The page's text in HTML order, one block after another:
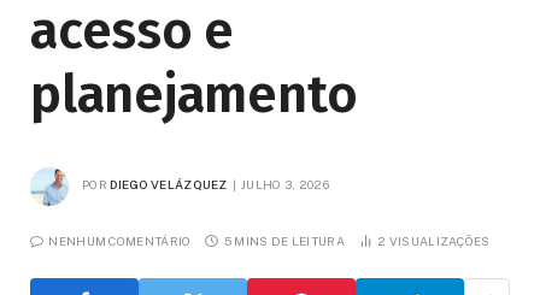
acesso e
planejamento
POR DIEGO VELÁZQUEZ JULHO 3, 2026
NENHUM COMENTÁRIO 5 MINS DE LEITURA 2 VISUALIZAÇÕES